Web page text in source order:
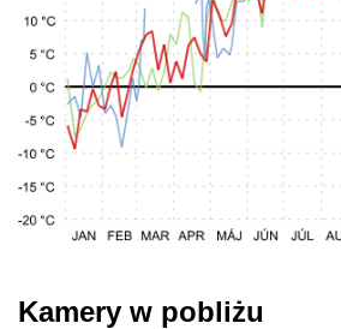
Kamery w pobliżu